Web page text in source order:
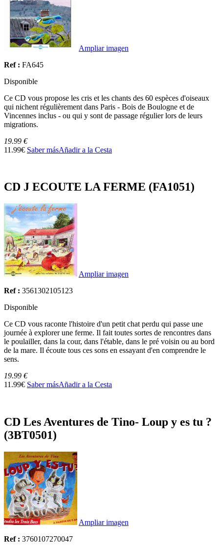
Ampliar imagen
Ref : FA645
Disponible
Ce CD vous propose les cris et les chants des 60 espèces d'oiseaux
qui nichent régulièrement dans Paris - Bois de Boulogne et de
Vincennes inclus - ou qui y sont de passage régulier lors de leurs
migrations.
19.99 €
11.99€ Saber másAñadir a la Cesta
CD J ECOUTE LA FERME (FA1051)
Ampliar imagen
Ref : 3561302105123
Disponible
Ce CD vous raconte l'histoire d'un petit chat perdu qui passe une
journée à explorer une ferme. Il fait toutes sortes de rencontres dans
le poulailler, dans la cour, dans l'étable, dans le pré voisin ou au bord
de la mare. Il écoute tous ces sons en essayant d'en comprendre le
sens.
19.99 €
11.99€ Saber másAñadir a la Cesta
CD Les Aventures de Tino- Loup y es tu ?
(3BT0501)
Ampliar imagen
Ref : 3760107270047